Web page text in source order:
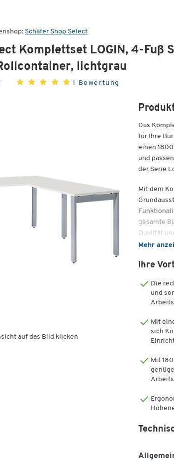
Schäfer Shop Select
Komplettset LOGIN, 4-Fuß
lichtgrau
1 Bewertung
auf das Bild klicken
Mehr
Das
für Ihre
einen
und
der Serie
Mit dem
gesamte
Qualität
Ihren
oder
Das
in
an den
den 25
Darüber
Ihre
Die
und
Mit
sich
Mit